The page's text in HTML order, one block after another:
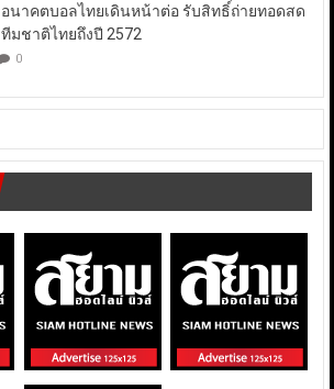
อนาคตบอลไทยเดินหน้าต่อ รับสิทธิ์ถ่ายทอดสด
ทีมชาติไทยถึงปี 2572
0